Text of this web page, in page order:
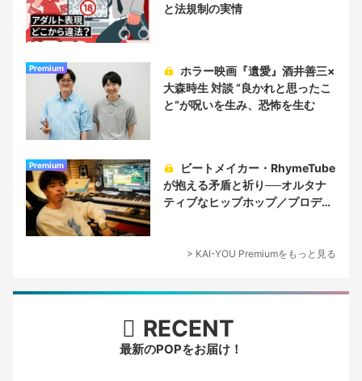
と法規制の実情
Premium
大森時生 対談 “良かれと思ったこ
と“が呪いを生み、恐怖を生む
Premium
が抱える矛盾と祈り──オルタナ
ティブなヒップホップ／プロデュ
> KAI-YOU Premiumをもっと見る
RECENT
最新のPOPをお届け！